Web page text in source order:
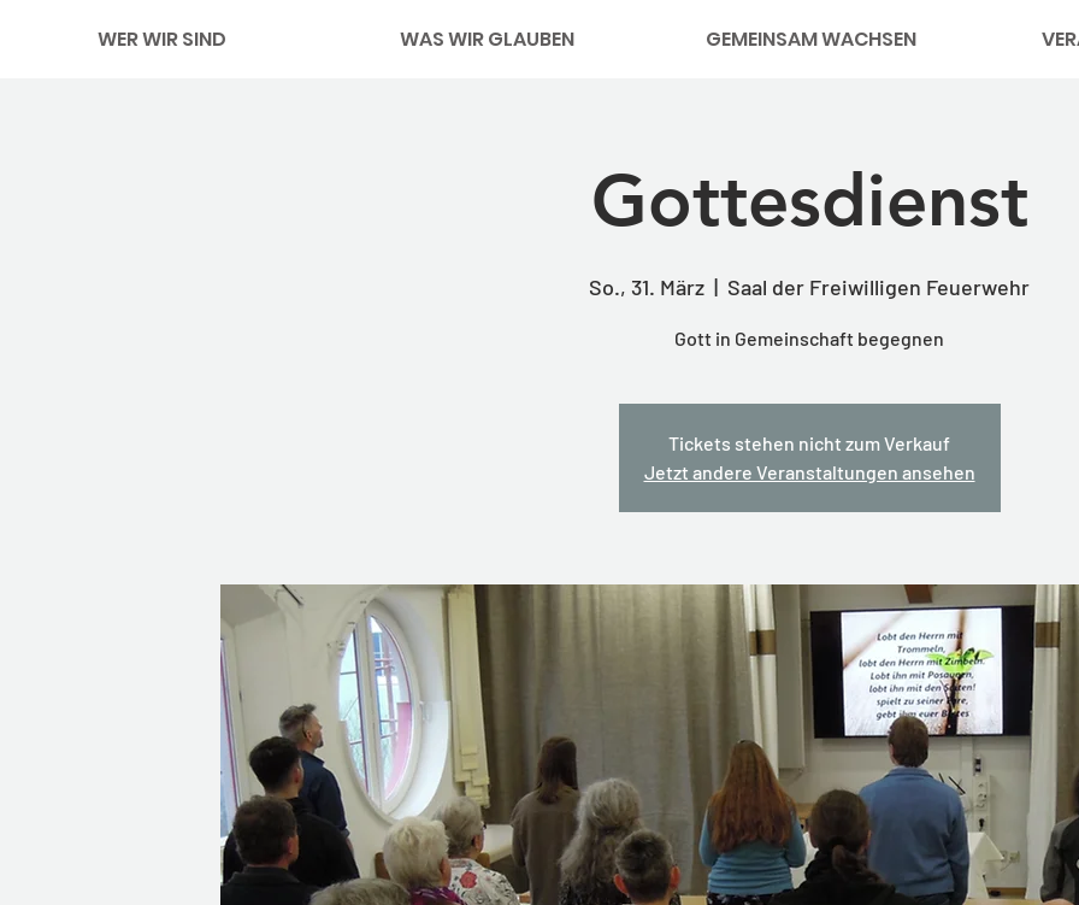
WER WIR SIND WAS WIR GLAUBEN GEMEINSAM WACHSEN
Gottesdienst
So., 31. März
  |
Saal der Freiwilligen Feuerwehr
Gott in Gemeinschaft begegnen
Tickets stehen nicht zum Verkauf
Jetzt andere Veranstaltungen ansehen